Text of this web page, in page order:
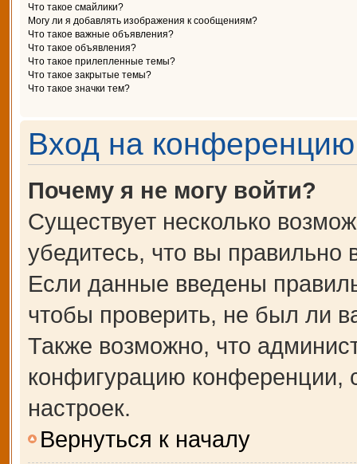
Что такое смайлики?
Могу ли я добавлять изображения к сообщениям?
Что такое важные объявления?
Что такое объявления?
Что такое прилепленные темы?
Что такое закрытые темы?
Что такое значки тем?
Вход на конференцию
Почему я не могу войти?
Существует несколько
убедитесь, что вы правильно
Если данные введены
чтобы проверить, не был ли
Также возможно, что
конфигурацию конференции,
настроек.
Вернуться к началу